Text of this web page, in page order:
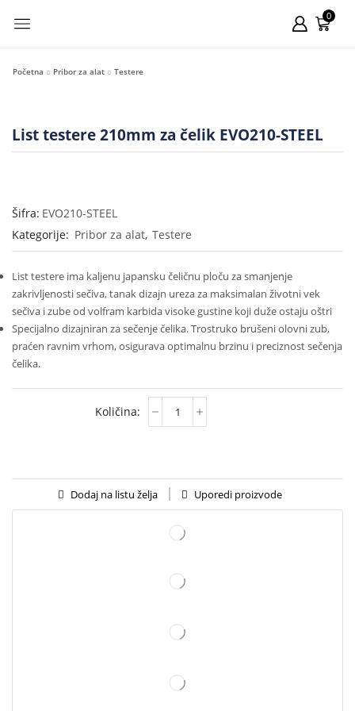
0
Početna Pribor za alat Testere
List testere 210mm za čelik EVO210-STEEL
Šifra: EVO210-STEEL
Kategorije: Pribor za alat, Testere
List testere ima kaljenu japansku čeličnu ploču za smanjenje
zakrivljenosti sečiva, tanak dizajn ureza za maksimalan životni vek
sečiva i zube od volfram karbida visoke gustine koji duže ostaju oštri
Specijalno dizajniran za sečenje čelika. Trostruko brušeni olovni zub,
praćen ravnim vrhom, osigurava optimalnu brzinu i preciznost sečenja
čelika.
Dodaj na listu želja Uporedi proizvode